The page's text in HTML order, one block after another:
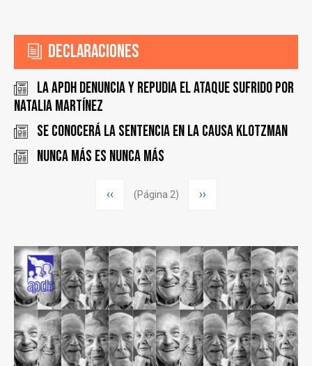
Declaraciones
La APDH denuncia y repudia el ataque sufrido por
Natalia Martínez
Se conocerá la sentencia en la causa Klotzman
Nunca más es nunca más
Página
‹‹ (Página 2)
Siguiente
››